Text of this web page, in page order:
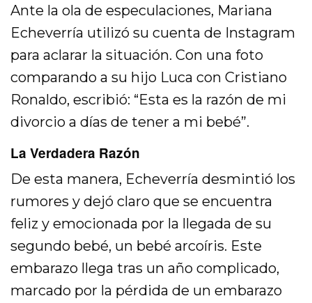
Ante la ola de especulaciones, Mariana
Echeverría utilizó su cuenta de Instagram
para aclarar la situación. Con una foto
comparando a su hijo Luca con Cristiano
Ronaldo, escribió: “Esta es la razón de mi
divorcio a días de tener a mi bebé”.
La Verdadera Razón
De esta manera, Echeverría desmintió los
rumores y dejó claro que se encuentra
feliz y emocionada por la llegada de su
segundo bebé, un bebé arcoíris. Este
embarazo llega tras un año complicado,
marcado por la pérdida de un embarazo